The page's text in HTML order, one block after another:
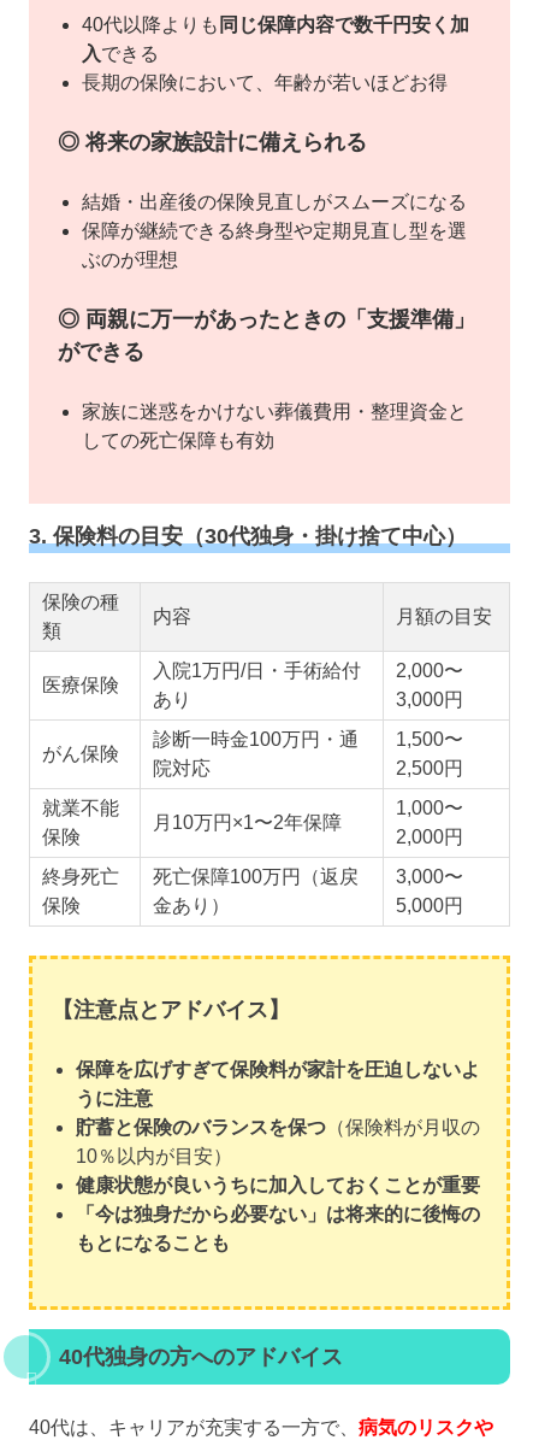
40代以降よりも 同じ保障内容で数千円安く加
入できる
長期の保険において、年齢が若いほどお得
◎ 将来の家族設計に備えられる
結婚・出産後の保険見直しがスムーズになる
保障が継続できる終身型や定期見直し型を選
ぶのが理想
◎ 両親に万一があったときの「支援準備」
ができる
家族に迷惑をかけない葬儀費用・整理資金と
しての死亡保障も有効
3. 保険料の目安（30代独身・掛け捨て中心）
保険の種
類
内容 月額の目安
医療保険
入院1万円/日・手術給付
あり
2,000〜
3,000円
がん保険
診断一時金100万円・通
院対応
1,500〜
2,500円
就業不能
保険
月10万円×1〜2年保障
1,000〜
2,000円
終身死亡
保険
死亡保障100万円（返戻
金あり）
3,000〜
5,000円
【注意点とアドバイス】
保障を広げすぎて保険料が家計を圧迫しないよ
うに注意
貯蓄と保険のバランスを保つ （保険料が月収の
10％以内が目安）
健康状態が良いうちに加入しておくことが重要
「今は独身だから必要ない」は将来的に後悔の
もとになることも
40代独身の方へのアドバイス
40代は、キャリアが充実する一方で、 病気のリスクや